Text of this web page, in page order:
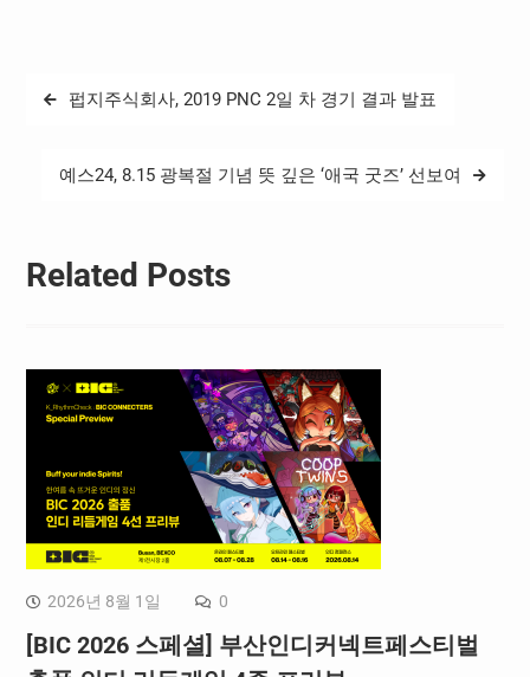
14일 진행된 파이널 스테이
기블리)가 35킬 55포인트
글
펍지주식회사, 2019 PNC 2일 차 경기 결과 발표
예스24, 8.15 광복절 기념 뜻 깊은 ‘애국 굿즈’ 선보여
Related Posts
2026년 8월 1일 0
[BIC 2026 스페셜] 부산인디커넥트페스티벌